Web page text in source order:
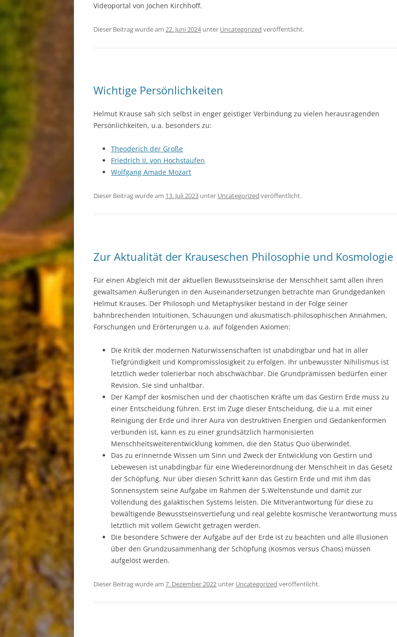
Videoportal von Jochen Kirchhoff.
Dieser Beitrag wurde am 22. Juni 2024unter Uncategorized veröffentlicht.
Wichtige Persönlichkeiten
Helmut Krause sah sich selbst in enger geistiger Verbindung zu vielen herausragenden
Persönlichkeiten, u.a. besonders zu:
Theoderich der Große
Friedrich II. von Hochstaufen
Wolfgang Amade Mozart
Dieser Beitrag wurde am 13. Juli 2023 unter Uncategorized veröffentlicht.
Zur Aktualität der Krauseschen Philosophie und Kosmologie
Für einen Abgleich mit der aktuellen Bewusstseinskrise der Menschheit samt allen ihren
gewaltsamen Äußerungen in den Auseinandersetzungen betrachte man Grundgedanken
Helmut Krauses. Der Philosoph und Metaphysiker bestand in der Folge seiner
bahnbrechenden Intuitionen, Schauungen und akusmatisch-philosophischen Annahmen,
Forschungen und Erörterungen u.a. auf folgenden Axiomen:
Die Kritik der modernen Naturwissenschaften ist unabdingbar und hat in aller
Tiefgründigkeit und Kompromisslosigkeit zu erfolgen. Ihr unbewusster Nihilismus ist
letztlich weder tolerierbar noch abschwächbar. Die Grundprämissen bedürfen einer
Revision. Sie sind unhaltbar.
Der Kampf der kosmischen und der chaotischen Kräfte um das Gestirn Erde muss zu
einer Entscheidung führen. Erst im Zuge dieser Entscheidung, die u.a. mit einer
Reinigung der Erde und ihrer Aura von destruktiven Energien und Gedankenformen
verbunden ist, kann es zu einer grundsätzlich harmonisierten
Menschheitsweiterentwicklung kommen, die den Status Quo überwindet.
Das zu erinnernde Wissen um Sinn und Zweck der Entwicklung von Gestirn und
Lebewesen ist unabdingbar für eine Wiedereinordnung der Menschheit in das Gesetz
der Schöpfung. Nur über diesen Schritt kann das Gestirn Erde und mit ihm das
Sonnensystem seine Aufgabe im Rahmen der 5.Weltenstunde und damit zur
Vollendung des galaktischen Systems leisten. Die Mitverantwortung für diese zu
bewältigende Bewusstseinsvertiefung und real gelebte kosmische Verantwortung muss
letztlich mit vollem Gewicht getragen werden.
Die besondere Schwere der Aufgabe auf der Erde ist zu beachten und alle Illusionen
über den Grundzusammenhang der Schöpfung (Kosmos versus Chaos) müssen
aufgelöst werden.
Dieser Beitrag wurde am 7. Dezember 2022 unter Uncategorized veröffentlicht.